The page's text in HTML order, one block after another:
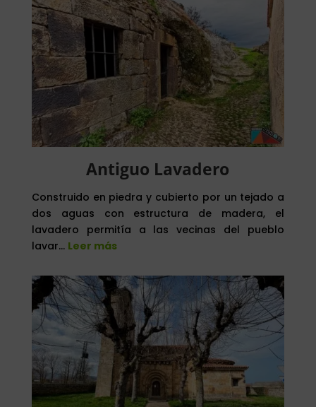
Antiguo Lavadero
Construido en piedra y cubierto por un tejado a
dos aguas con estructura de madera, el
lavadero permitía a las vecinas del pueblo
lavar… Leer más